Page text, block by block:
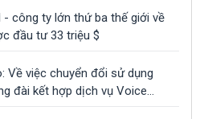
- công ty lớn thứ ba thế giới về
đầu tư 33 triệu $
Về việc chuyển đổi sử dụng
đài kết hợp dịch vụ Voice